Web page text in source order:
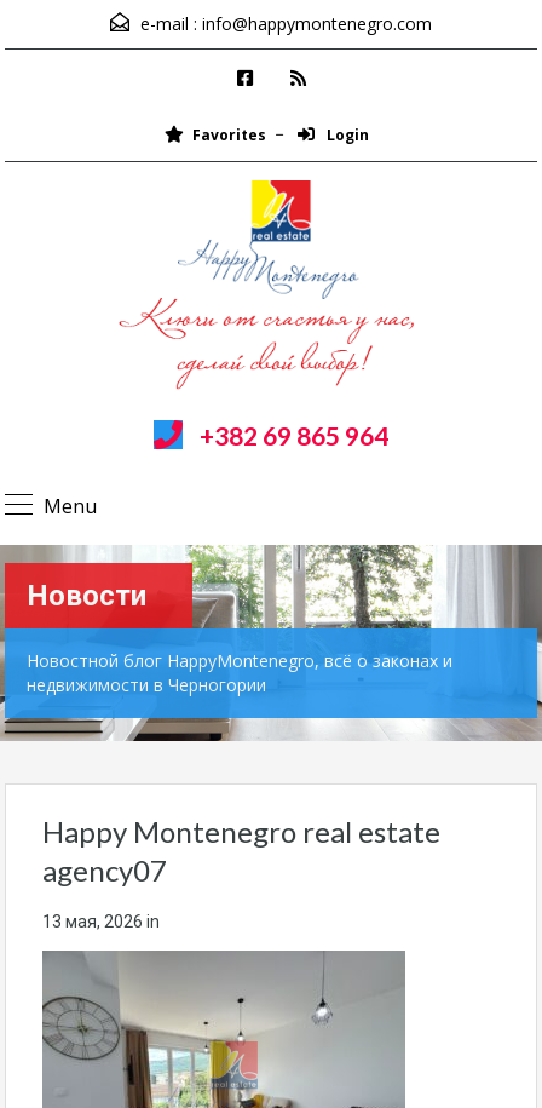
e-mail : info@happymontenegro.com
Favorites Login
+382 69 865 964
Menu
Новости
Новостной блог HappyMontenegro, всё о законах и
недвижимости в Черногории
Happy Montenegro real estate
agency07
13 мая, 2026 in